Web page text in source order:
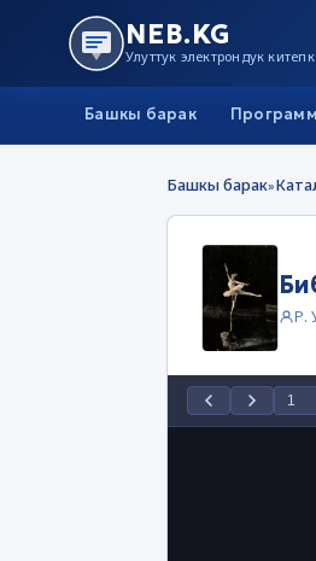
NEB.KG
Улуттук электрондук
Башкы барак
Башкы барак»
Р.